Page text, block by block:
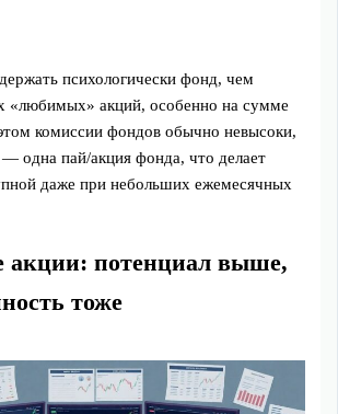
психологически фонд, чем
«любимых» акций, особенно на сумме
комиссии фондов обычно невысоки,
одна пай/акция фонда, что делает
даже при небольших ежемесячных
акции: потенциал выше,
тоже